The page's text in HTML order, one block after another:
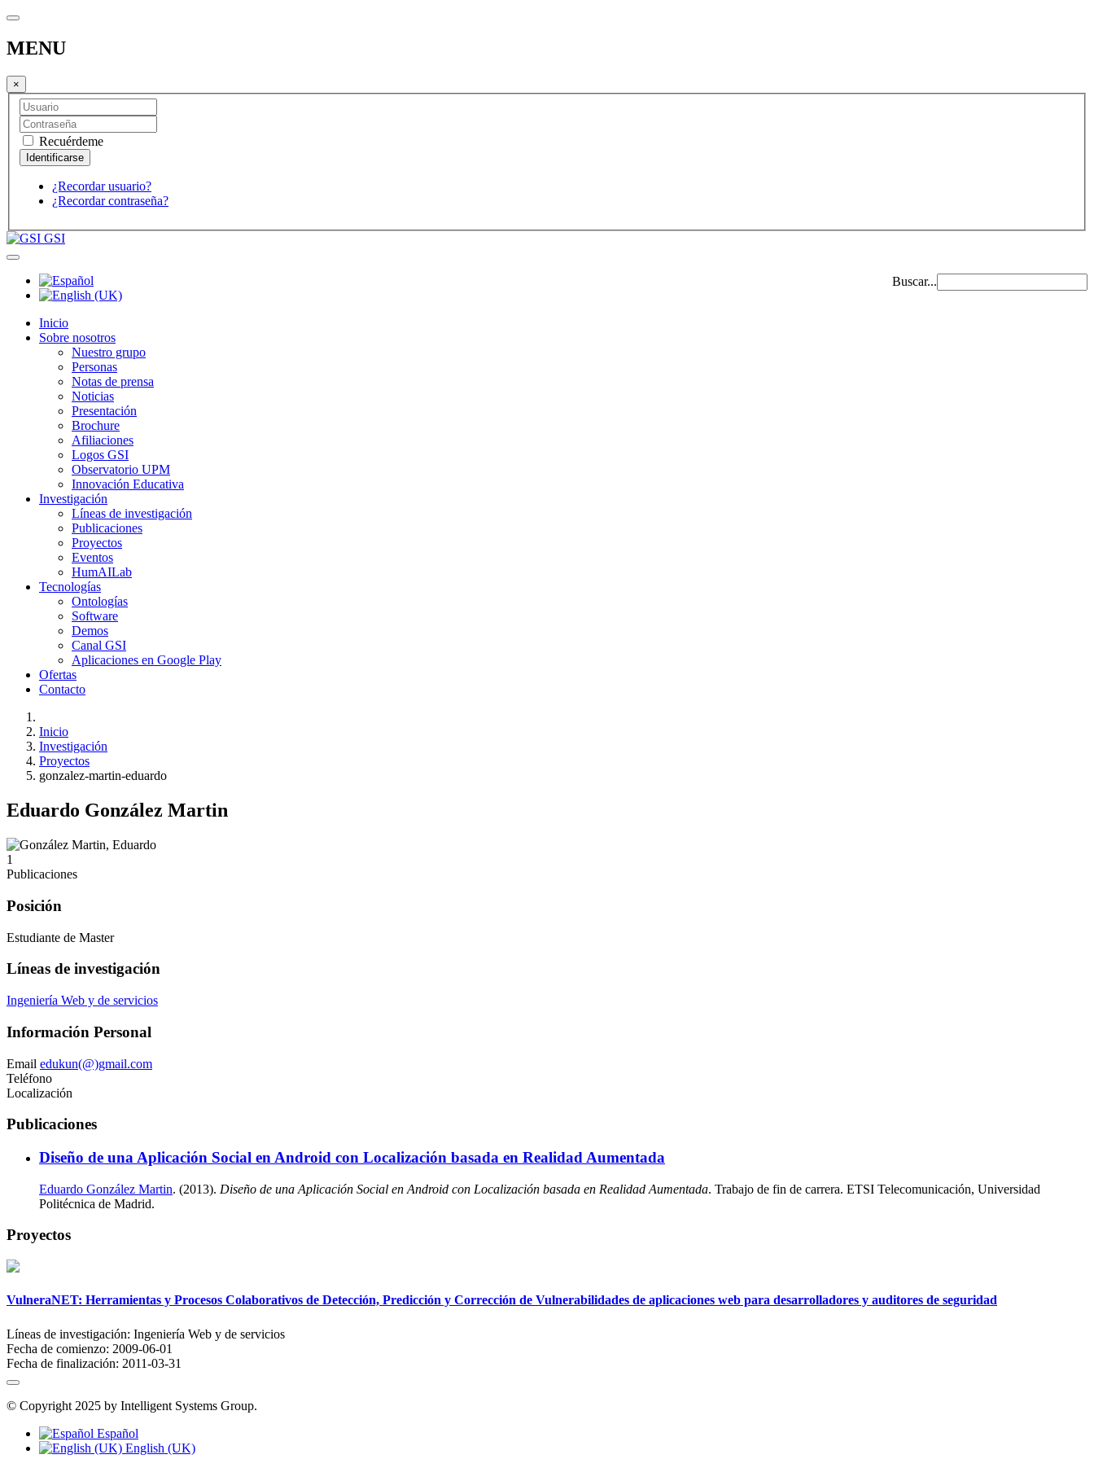
MENU
×
Recuérdeme
¿Recordar usuario?
¿Recordar contraseña?
GSI
Buscar...
Inicio
Sobre nosotros
Nuestro grupo
Personas
Notas de prensa
Noticias
Presentación
Brochure
Afiliaciones
Logos GSI
Observatorio UPM
Innovación Educativa
Investigación
Líneas de investigación
Publicaciones
Proyectos
Eventos
HumAILab
Tecnologías
Ontologías
Software
Demos
Canal GSI
Aplicaciones en Google Play
Ofertas
Contacto
Inicio
Investigación
Proyectos
gonzalez-martin-eduardo
Eduardo González Martin
1
Publicaciones
Posición
Estudiante de Master
Líneas de investigación
Ingeniería Web y de servicios
Información Personal
Email edukun(@)gmail.com
Teléfono
Localización
Publicaciones
Diseño de una Aplicación Social en Android con Localización basada en Realidad Aumentada
Eduardo González Martin. (2013). Diseño de una Aplicación Social en Android con Localización basada en Realidad Aumentada. Trabajo de fin de carrera. ETSI Telecomunicación, Universidad
Politécnica de Madrid.
Proyectos
VulneraNET: Herramientas y Procesos Colaborativos de Detección, Predicción y Corrección de Vulnerabilidades de aplicaciones web para desarrolladores y auditores de seguridad
Líneas de investigación: Ingeniería Web y de servicios
Fecha de comienzo: 2009-06-01
Fecha de finalización: 2011-03-31
© Copyright 2025 by Intelligent Systems Group.
Español
English (UK)